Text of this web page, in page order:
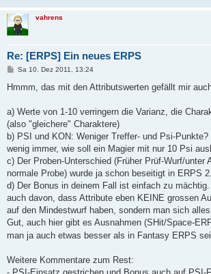
vahrens
Re: [ERPS] Ein neues ERPS
B
i
a
Sa 10. Dez 2011, 13:24
Hmmm, das mit den Attributswerten gefällt mir
a) Werte von 1-10 verringern die Varianz, die
(also "gleichere" Charaktere)
b) PSI und KON: Weniger Treffer- und Psi-
wenig immer, wie soll ein Magier mit nur 10 Psi
c) Der Proben-Unterschied (Früher Prüf-Wurf/unter
normale Probe) wurde ja schon beseitigt in ERPS
d) Der Bonus in deinem Fall ist einfach zu
auch davon, dass Attribute eben KEINE grossen
auf den Mindestwurf haben, sondern man sich
Gut, auch hier gibt es Ausnahmen (SHit/Space-
man ja auch etwas besser als in Fantasy ERPS
Weitere Kommentare zum Rest: